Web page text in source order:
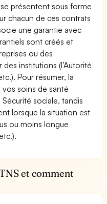
présentent sous forme
chacun de ces contrats
une garantie avec
sont créés et
ou des
institutions (l’Autorité
Pour résumer, la
soins de santé
sociale, tandis
lorsque la situation est
ou moins longue
et comment